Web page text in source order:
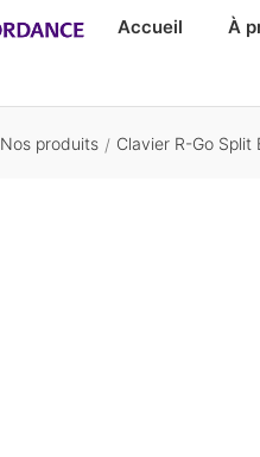
Accueil À
Nos produits / Clavier R-Go Split